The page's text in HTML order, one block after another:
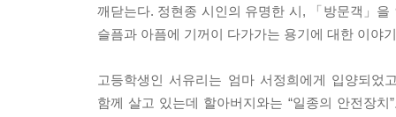
깨닫는다. 정현종 시인의 유명한 시, 「방문객」
슬픔과 아픔에 기꺼이 다가가는 용기에 대한 이야
고등학생인 서유리는 엄마 서정희에게 입양되
함께 살고 있는데 할아버지와는 “일종의 안전장